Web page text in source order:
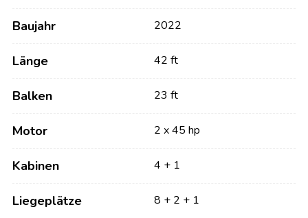
Baujahr 2022
Länge 42 ft
Balken 23 ft
Motor 2 x 45 hp
Kabinen 4 + 1
Liegeplätze 8 + 2 + 1